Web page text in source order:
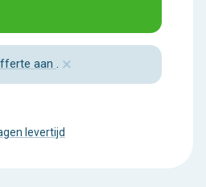
aan . ×
levertijd